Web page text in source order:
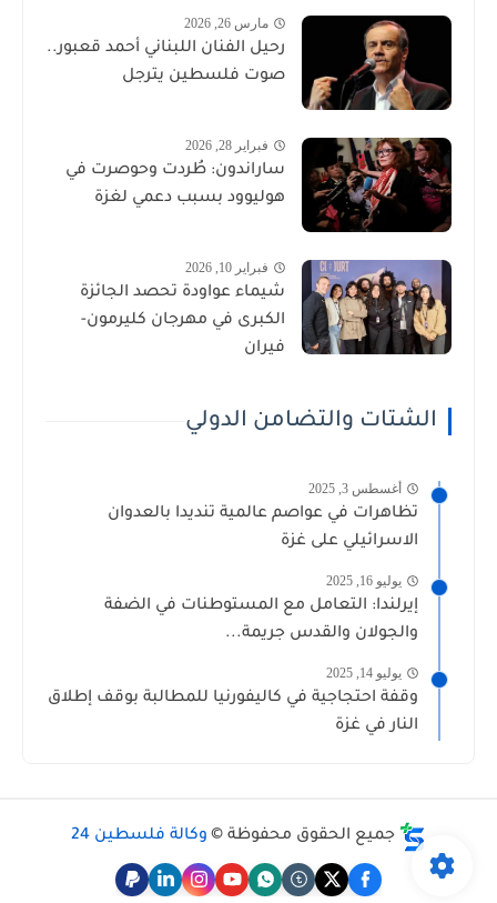
مارس 26, 2026
رحيل الفنان اللبناني أحمد قعبور..
صوت فلسطين يترجل
فبراير 28, 2026
ساراندون: طُردت وحوصرت في
هوليوود بسبب دعمي لغزة
فبراير 10, 2026
شيماء عواودة تحصد الجائزة
الكبرى في مهرجان كليرمون-
فيران
الشتات والتضامن الدولي
أغسطس 3, 2025
تظاهرات في عواصم عالمية تنديدا بالعدوان
الاسرائيلي على غزة
يوليو 16, 2025
إيرلندا: التعامل مع المستوطنات في الضفة
والجولان والقدس جريمة...
يوليو 14, 2025
وقفة احتجاجية في كاليفورنيا للمطالبة بوقف إطلاق
النار في غزة
جميع الحقوق محفوظة © وكالة فلسطين 24